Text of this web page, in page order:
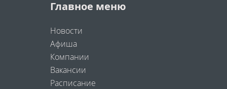
Главное меню
Новости
Афиша
Компании
Вакансии
Расписание